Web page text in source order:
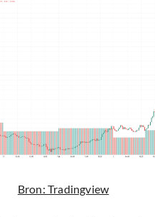
Bron: Tradingview